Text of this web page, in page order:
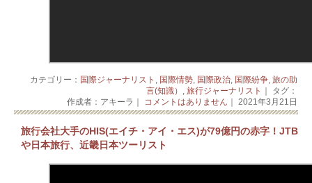
カテゴリー： 国際ジャーナリスト , 国際情勢, 国際政治, 国際紛争, 旅の助
言(知識） , 旅行ジャーナリスト
｜ タグ：
作成者：アキーラ｜ コメントはありません ｜ 2021年3月21日
旅行会社大手のHIS(エイチ・アイ・エス)が79億円の赤字！JTB
や日本旅行、近畿日本ツーリスト